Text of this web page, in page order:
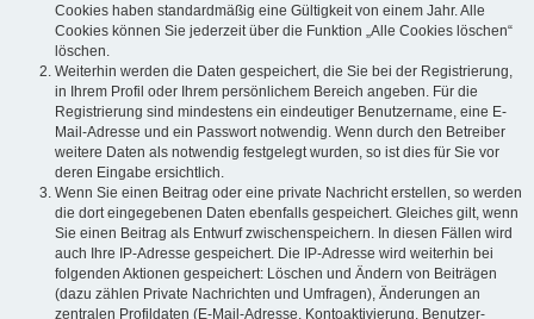
Cookies haben standardmäßig eine Gültigkeit von einem Jahr. Alle
Cookies können Sie jederzeit über die Funktion „Alle Cookies löschen“
löschen.
Weiterhin werden die Daten gespeichert, die Sie bei der Registrierung,
in Ihrem Profil oder Ihrem persönlichem Bereich angeben. Für die
Registrierung sind mindestens ein eindeutiger Benutzername, eine E-
Mail-Adresse und ein Passwort notwendig. Wenn durch den Betreiber
weitere Daten als notwendig festgelegt wurden, so ist dies für Sie vor
deren Eingabe ersichtlich.
Wenn Sie einen Beitrag oder eine private Nachricht erstellen, so werden
die dort eingegebenen Daten ebenfalls gespeichert. Gleiches gilt, wenn
Sie einen Beitrag als Entwurf zwischenspeichern. In diesen Fällen wird
auch Ihre IP-Adresse gespeichert. Die IP-Adresse wird weiterhin bei
folgenden Aktionen gespeichert: Löschen und Ändern von Beiträgen
(dazu zählen Private Nachrichten und Umfragen), Änderungen an
zentralen Profildaten (E-Mail-Adresse, Kontoaktivierung, Benutzer-